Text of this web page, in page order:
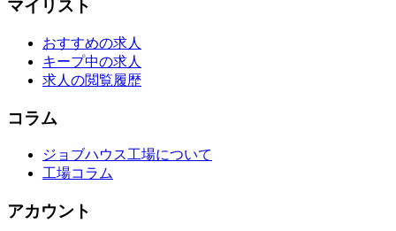
マイリスト
おすすめの求人
キープ中の求人
求人の閲覧履歴
コラム
ジョブハウス工場について
工場コラム
アカウント